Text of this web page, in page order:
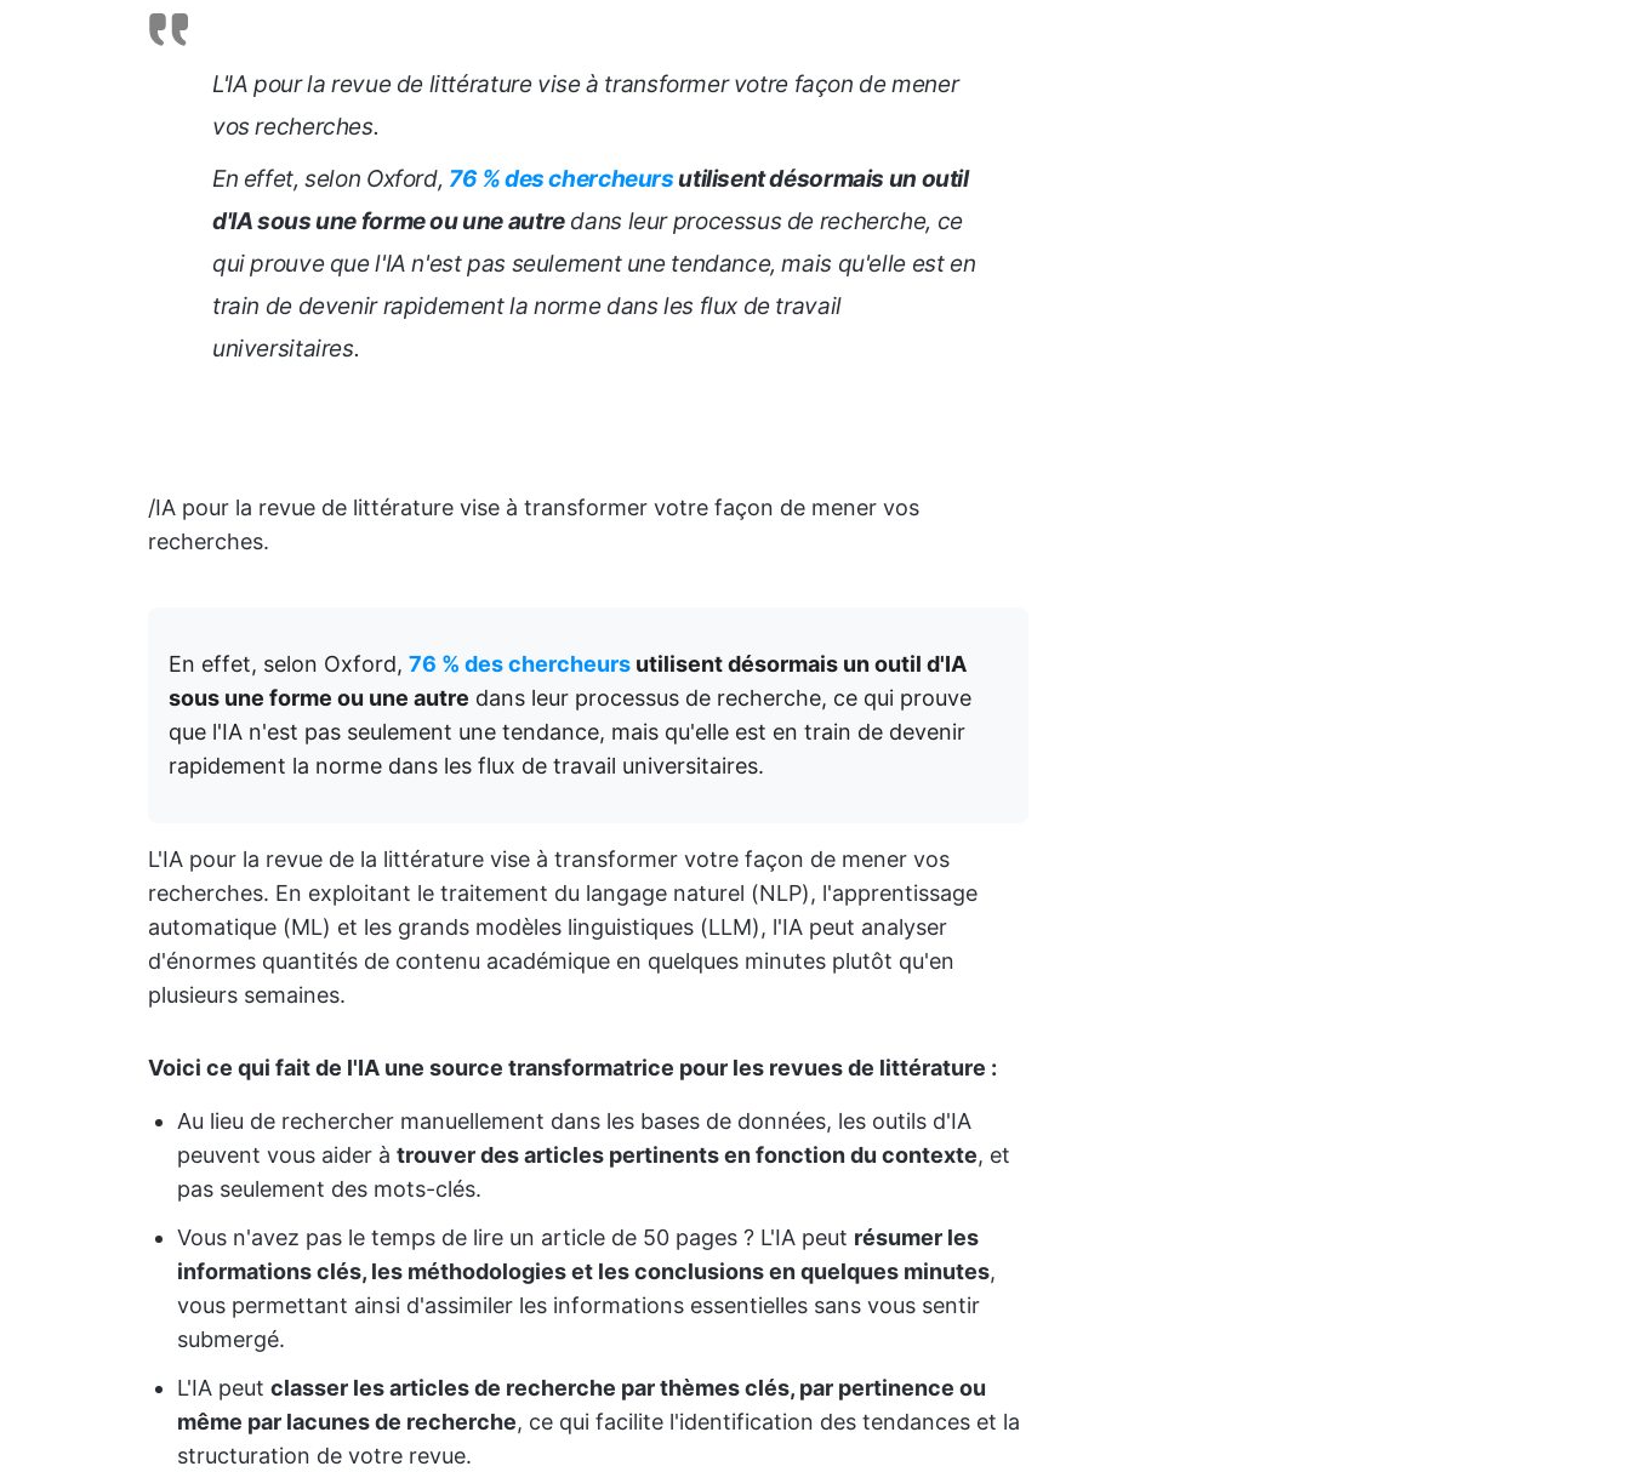
L'IA pour la revue de littérature vise à transformer votre façon de mener
vos recherches.
En effet, selon Oxford, 76 % des chercheursutilisent désormais un outil
d'IA sous une forme ou une autredans leur processus de recherche, ce
qui prouve que l'IA n'est pas seulement une tendance, mais qu'elle est en
train de devenir rapidement la norme dans les flux de travail
universitaires.
/IA pour la revue de littérature vise à transformer votre façon de mener vos
recherches.
En effet, selon Oxford, 76 % des chercheurs utilisent désormais un outil d'IA
sous une forme ou une autre dans leur processus de recherche, ce qui prouve
que l'IA n'est pas seulement une tendance, mais qu'elle est en train de devenir
rapidement la norme dans les flux de travail universitaires.
L'IA pour la revue de la littérature vise à transformer votre façon de mener vos
recherches. En exploitant le traitement du langage naturel (NLP), l'apprentissage
automatique (ML) et les grands modèles linguistiques (LLM), l'IA peut analyser
d'énormes quantités de contenu académique en quelques minutes plutôt qu'en
plusieurs semaines.
Voici ce qui fait de l'IA une source transformatrice pour les revues de littérature :
Au lieu de rechercher manuellement dans les bases de données, les outils d'IA
peuvent vous aider à trouver des articles pertinents en fonction du contexte, et
pas seulement des mots-clés.
Vous n'avez pas le temps de lire un article de 50 pages ? L'IA peut résumer les
informations clés, les méthodologies et les conclusions en quelques minutes,
vous permettant ainsi d'assimiler les informations essentielles sans vous sentir
submergé.
L'IA peut classer les articles de recherche par thèmes clés, par pertinence ou
même par lacunes de recherche, ce qui facilite l'identification des tendances et la
structuration de votre revue.